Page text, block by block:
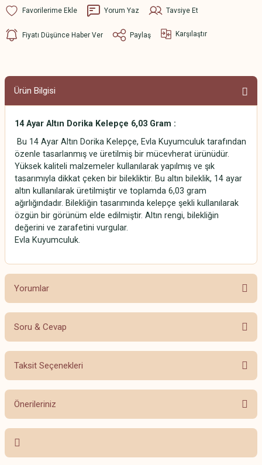
Yorum Yaz Tavsiye Et
Fiyatı Düşünce Haber Ver Paylaş Karşılaştır
Ürün Bilgisi
14 Ayar Altın Dorika Kelepçe 6,03 Gram :
Bu 14 Ayar Altın Dorika Kelepçe, Evla Kuyumculuk tarafından
özenle tasarlanmış ve üretilmiş bir mücevherat ürünüdür.
Yüksek kaliteli malzemeler kullanılarak yapılmış ve şık
tasarımıyla dikkat çeken bir bilekliktir. Bu altın bileklik, 14 ayar
altın kullanılarak üretilmiştir ve toplamda 6,03 gram
ağırlığındadır. Bilekliğin tasarımında kelepçe şekli kullanılarak
özgün bir görünüm elde edilmiştir. Altın rengi, bilekliğin
değerini ve zarafetini vurgular.
Evla Kuyumculuk.
Yorumlar
Bu ürüne ilk yorumu siz yapın!
Soru & Cevap
Ürün hakkında henüz soru sorulmamış.
Taksit Seçenekleri
Önerileriniz
Bu ürünün fiyat bilgisi, resim, ürün açıklamalarında ve diğer konularda
yetersiz gördüğünüz noktaları öneri formunu kullanarak tarafımıza
iletebilirsiniz.